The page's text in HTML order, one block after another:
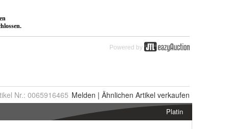
Nr.: 0065916465 Melden | Ähnlichen Artikel verkaufen
Platin